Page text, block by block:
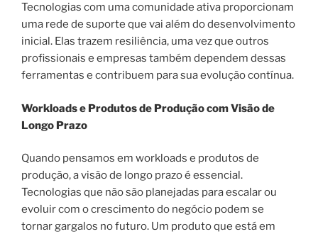
Tecnologias com uma comunidade ativa proporcionam
uma rede de suporte que vai além do desenvolvimento
inicial. Elas trazem resiliência, uma vez que outros
profissionais e empresas também dependem dessas
ferramentas e contribuem para sua evolução contínua.
Workloads e Produtos de Produção com Visão de
Longo Prazo
Quando pensamos em workloads e produtos de
produção, a visão de longo prazo é essencial.
Tecnologias que não são planejadas para escalar ou
evoluir com o crescimento do negócio podem se
tornar gargalos no futuro. Um produto que está em